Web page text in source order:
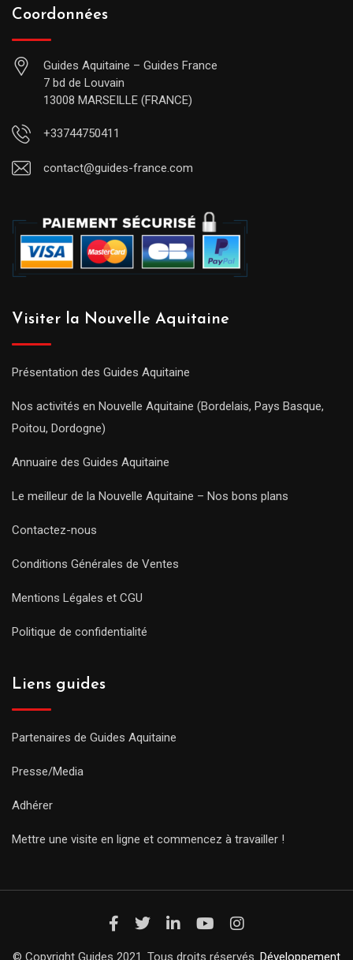
Coordonnées
Guides Aquitaine – Guides France
7 bd de Louvain
13008 MARSEILLE (FRANCE)
+33744750411
contact@guides-france.com
Visiter la Nouvelle Aquitaine
Présentation des Guides Aquitaine
Nos activités en Nouvelle Aquitaine (Bordelais, Pays Basque,
Poitou, Dordogne)
Annuaire des Guides Aquitaine
Le meilleur de la Nouvelle Aquitaine – Nos bons plans
Contactez-nous
Conditions Générales de Ventes
Mentions Légales et CGU
Politique de confidentialité
Liens guides
Partenaires de Guides Aquitaine
Presse/Media
Adhérer
Mettre une visite en ligne et commencez à travailler !
© Copyright Guides 2021. Tous droits réservés. Développement